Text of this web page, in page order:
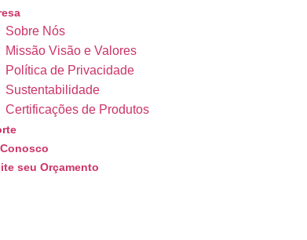
Sobre Nós
Missão Visão e Valores
Política de Privacidade
Sustentabilidade
Certificações de Produtos
seu Orçamento